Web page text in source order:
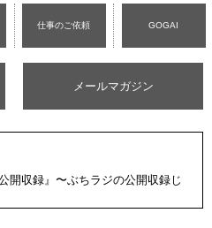
仕事のご依頼 GOGAI
メールマガジン
開収録』〜ぶちラジの公開収録じ